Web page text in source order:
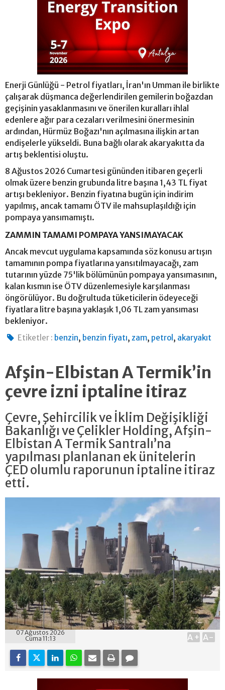
Enerji Günlüğü - Petrol fiyatları, İran'ın Umman ile birlikte
çalışarak düşmanca değerlendirilen gemilerin boğazdan
geçişinin yasaklanmasını ve önerilen kuralları ihlal
edenlere ağır para cezaları verilmesini önermesinin
ardından, Hürmüz Boğazı'nın açılmasına ilişkin artan
endişelerle yükseldi. Buna bağlı olarak akaryakıtta da
artış beklentisi oluştu.
8 Ağustos 2026 Cumartesi gününden itibaren geçerli
olmak üzere benzin grubunda litre başına 1,43 TL fiyat
artışı bekleniyor. Benzin fiyatına bugün için indirim
yapılmış, ancak tamamı ÖTV ile mahsuplaşıldığı için
pompaya yansımamıştı.
ZAMMIN TAMAMI POMPAYA YANSIMAYACAK
Ancak mevcut uygulama kapsamında söz konusu artışın
tamamının pompa fiyatlarına yansıtılmayacağı, zam
tutarının yüzde 75'lik bölümünün pompaya yansımasının,
kalan kısmın ise ÖTV düzenlemesiyle karşılanması
öngörülüyor. Bu doğrultuda tüketicilerin ödeyeceği
fiyatlara litre başına yaklaşık 1,06 TL zam yansıması
bekleniyor.
Etiketler : benzin, benzin fiyatı,zam, petrol , akaryakıt
Afşin-Elbistan A Termik’in
çevre izni iptaline itiraz
Çevre, Şehircilik ve İklim Değişikliği
Bakanlığı ve Çelikler Holding, Afşin-
Elbistan A Termik Santralı’na
yapılması planlanan ek ünitelerin
ÇED olumlu raporunun iptaline itiraz
etti.
07 Ağustos 2026
Cuma 11:13
A+ A-